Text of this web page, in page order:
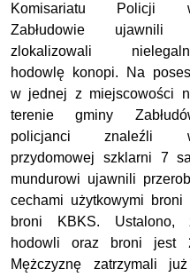
Komisariatu Policji
Zabłudowie ujawnili
zlokalizowali
hodowlę konopi. Na
w jednej z miejscowości
terenie gminy
policjanci znaleźli
przydomowej szklarni 7
mundurowi ujawnili
cechami użytkowymi
broni KBKS. Ustalono,
hodowli oraz broni jest
Mężczyznę zatrzymali